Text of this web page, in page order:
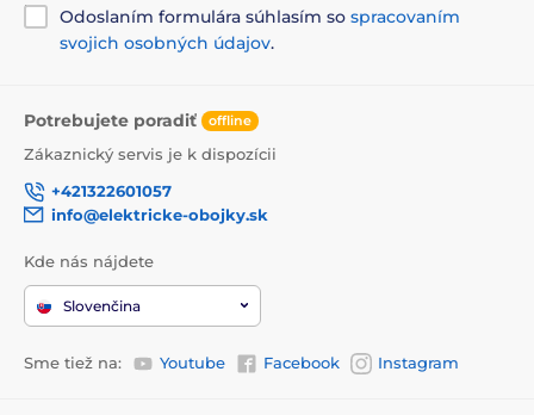
Odoslaním formulára súhlasím so spracovaním
svojich osobných údajov.
Potrebujete poradiť offline
Zákaznický servis je k dispozícii
+421322601057
info@elektricke-obojky.sk
Kde nás nájdete
Slovenčina
Sme tiež na: Youtube Facebook Instagram